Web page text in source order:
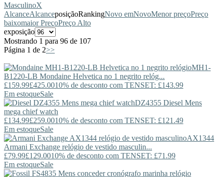
MasculinoX
AlcanceAlcanceposiçãoRankingNovo emNovoMenor preçoPreço
baixomaior PreçoPreço Alto
exposição
Mostrando 1 para 96 de 107
Página 1 de 2>>
MH1-
B1220-LB Mondaine Helvetica no 1 negrito relóg...
£159.99£425.0010% de desconto com TENSET: £143.99
Em estoqueSale
DZ4355 Diesel Mens
mega chief watch
£134.99£259.0010% de desconto com TENSET: £121.49
Em estoqueSale
AX1344
Armani Exchange relógio de vestido masculin...
£79.99£129.0010% de desconto com TENSET: £71.99
Em estoqueSale